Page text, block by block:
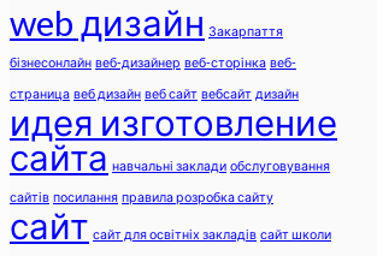
web дизайн Закарпаття
бізнесонлайн веб-дизайнер веб-сторінка веб-
страница веб дизайн веб сайт вебсайт дизайн
идея изготовление
сайта навчальні заклади обслуговування
сайтів посилання правила розробка сайту
сайт сайт для освітніх закладів сайт школи